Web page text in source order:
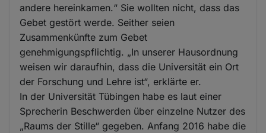
andere hereinkamen.“ Sie wollten nicht, dass das
Gebet gestört werde. Seither seien
Zusammenkünfte zum Gebet
genehmigungspflichtig. „In unserer Hausordnung
weisen wir daraufhin, dass die Universität ein Ort
der Forschung und Lehre ist“, erklärte er.
In der Universität Tübingen habe es laut einer
Sprecherin Beschwerden über einzelne Nutzer des
„Raums der Stille“ gegeben. Anfang 2016 habe die